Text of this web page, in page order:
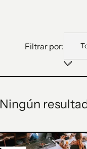
Filtrar por:
Ningún